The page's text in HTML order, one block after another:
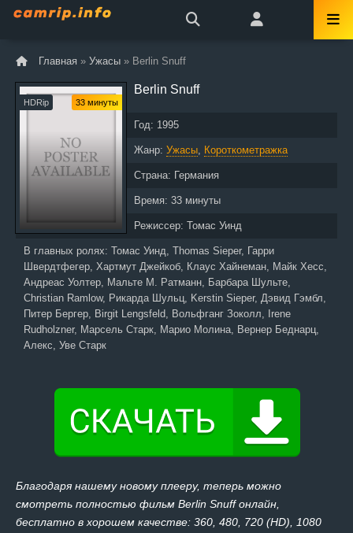
Главная » Ужасы » Berlin Snuff
HDRip 33 минуты
Berlin Snuff
Год: 1995
Жанр: Ужасы, Короткометражка
Страна: Германия
Время: 33 минуты
Режиссер: Томас Уинд
В главных ролях: Томас Уинд, Thomas Sieper, Гарри
Швердтфегер, Хартмут Джейкоб, Клаус Хайнеман, Майк Хесс,
Андреас Уолтер, Мальте М. Ратманн, Барбара Шульте,
Christian Ramlow, Рикарда Шульц, Kerstin Sieper, Дэвид Гэмбл,
Питер Бергер, Birgit Lengsfeld, Вольфганг Зоколл, Irene
Rudholzner, Марсель Старк, Марио Молина, Вернер Беднарц,
Алекс, Уве Старк
Благодаря нашему новому плееру, теперь можно
смотреть полностью фильм Berlin Snuff онлайн,
бесплатно в хорошем качестве: 360, 480, 720 (HD), 1080